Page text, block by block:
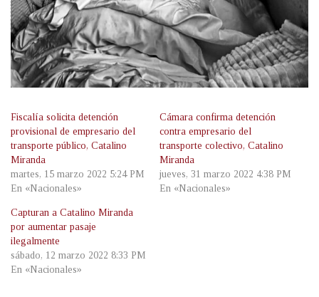
Fiscalía solicita detención
provisional de empresario del
transporte público, Catalino
Miranda
martes, 15 marzo 2022 5:24 PM
En «Nacionales»
Cámara confirma detención
contra empresario del
transporte colectivo, Catalino
Miranda
jueves, 31 marzo 2022 4:38 PM
En «Nacionales»
Capturan a Catalino Miranda
por aumentar pasaje
ilegalmente
sábado, 12 marzo 2022 8:33 PM
En «Nacionales»